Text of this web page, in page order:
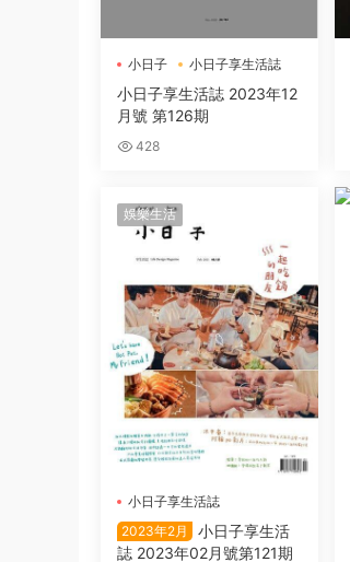
小日子 小日子享生活誌
小日子享生活誌 2023年12
月號 第126期
428
娛樂生活
小日子享生活誌
2023年2月
小日子享生活
誌 2023年02月號第121期